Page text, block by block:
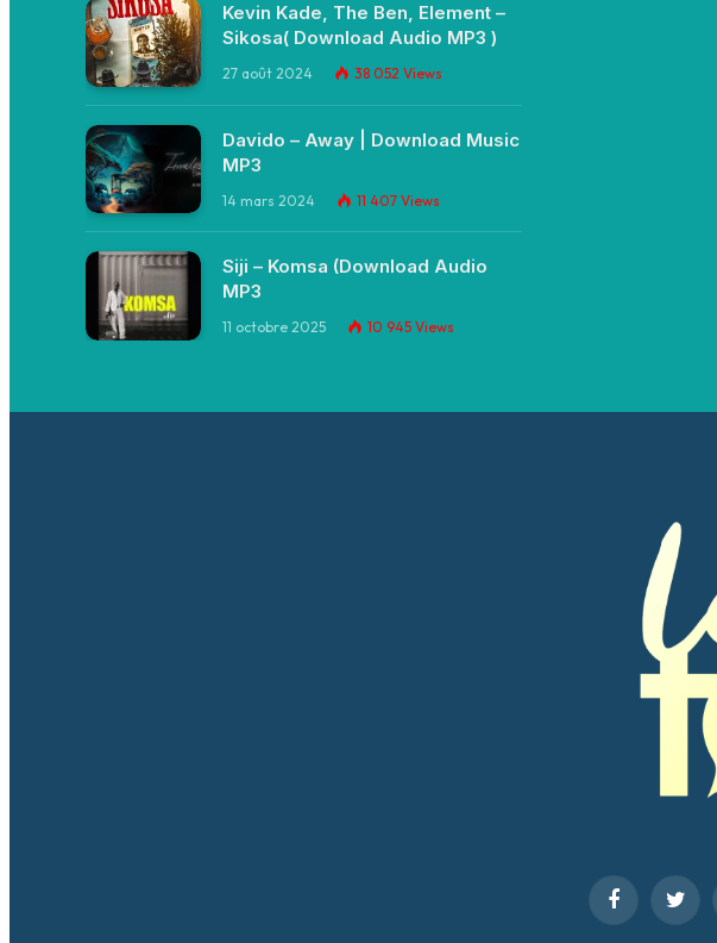
Kevin Kade, The Ben, Element –
Sikosa( Download Audio MP3 )
27 août 2024 38 052 Views
Davido – Away | Download Music
MP3
14 mars 2024 11 407 Views
Siji – Komsa (Download Audio
MP3
11 octobre 2025 10 945 Views
FacebookTwitter